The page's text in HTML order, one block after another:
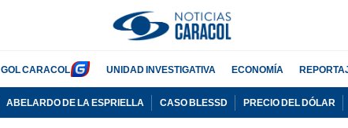
GOL CARACOL UNIDAD INVESTIGATIVA ECONOMÍA
ABELARDO DE LA ESPRIELLA CASO BLESSD PRECIO DEL DÓLAR